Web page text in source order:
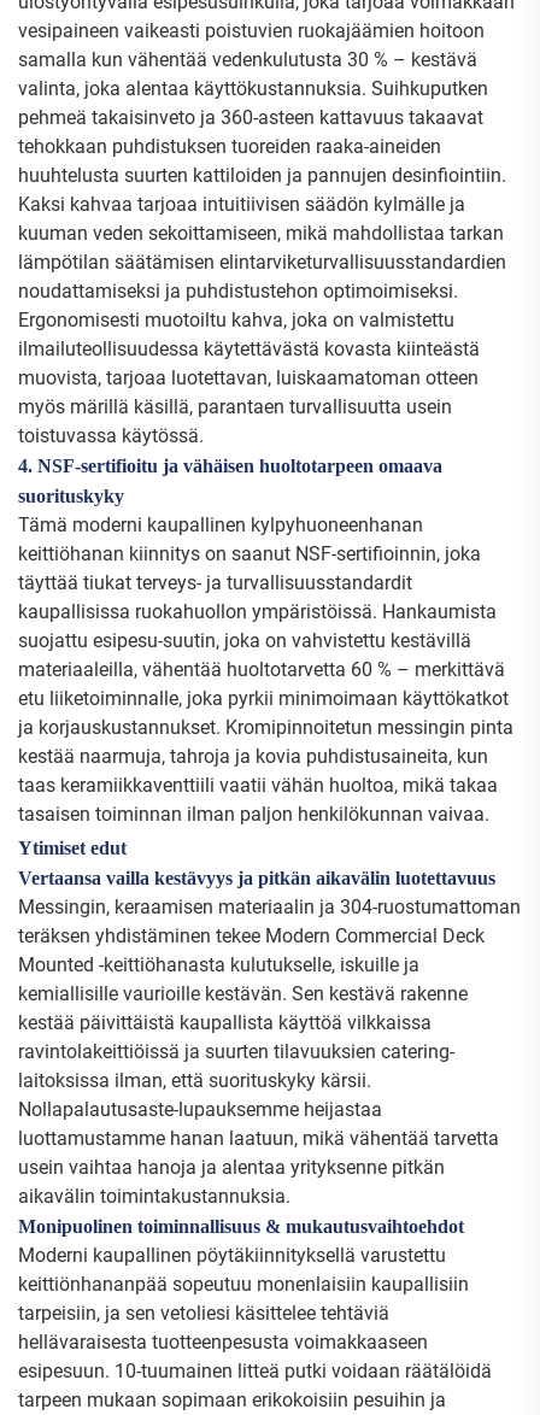
vesipaineen vaikeasti poistuvien ruokajäämien hoitoon
samalla kun vähentää vedenkulutusta 30 % – kestävä
valinta, joka alentaa käyttökustannuksia. Suihkuputken
pehmeä takaisinveto ja 360-asteen kattavuus takaavat
tehokkaan puhdistuksen tuoreiden raaka-aineiden
huuhtelusta suurten kattiloiden ja pannujen desinfiointiin.
Kaksi kahvaa tarjoaa intuitiivisen säädön kylmälle ja
kuuman veden sekoittamiseen, mikä mahdollistaa tarkan
lämpötilan säätämisen elintarviketurvallisuusstandardien
noudattamiseksi ja puhdistustehon optimoimiseksi.
Ergonomisesti muotoiltu kahva, joka on valmistettu
ilmailuteollisuudessa käytettävästä kovasta kiinteästä
muovista, tarjoaa luotettavan, luiskaamatoman otteen
myös märillä käsillä, parantaen turvallisuutta usein
toistuvassa käytössä.
4. NSF-sertifioitu ja vähäisen huoltotarpeen omaava
suorituskyky
Tämä moderni kaupallinen kylpyhuoneenhanan
keittiöhanan kiinnitys on saanut NSF-sertifioinnin, joka
täyttää tiukat terveys- ja turvallisuusstandardit
kaupallisissa ruokahuollon ympäristöissä. Hankaumista
suojattu esipesu-suutin, joka on vahvistettu kestävillä
materiaaleilla, vähentää huoltotarvetta 60 % – merkittävä
etu liiketoiminnalle, joka pyrkii minimoimaan käyttökatkot
ja korjauskustannukset. Kromipinnoitetun messingin pinta
kestää naarmuja, tahroja ja kovia puhdistusaineita, kun
taas keramiikkaventtiili vaatii vähän huoltoa, mikä takaa
tasaisen toiminnan ilman paljon henkilökunnan vaivaa.
Ytimiset edut
Vertaansa vailla kestävyys ja pitkän aikavälin luotettavuus
Messingin, keraamisen materiaalin ja 304-ruostumattoman
teräksen yhdistäminen tekee Modern Commercial Deck
Mounted -keittiöhanasta kulutukselle, iskuille ja
kemiallisille vaurioille kestävän. Sen kestävä rakenne
kestää päivittäistä kaupallista käyttöä vilkkaissa
ravintolakeittiöissä ja suurten tilavuuksien catering-
laitoksissa ilman, että suorituskyky kärsii.
Nollapalautusaste-lupauksemme heijastaa
luottamustamme hanan laatuun, mikä vähentää tarvetta
usein vaihtaa hanoja ja alentaa yrityksenne pitkän
aikavälin toimintakustannuksia.
Monipuolinen toiminnallisuus & mukautusvaihtoehdot
Moderni kaupallinen pöytäkiinnityksellä varustettu
keittiönhananpää sopeutuu monenlaisiin kaupallisiin
tarpeisiin, ja sen vetoliesi käsittelee tehtäviä
hellävaraisesta tuotteenpesusta voimakkaaseen
esipesuun. 10-tuumainen litteä putki voidaan räätälöidä
tarpeen mukaan sopimaan erikokoisiin pesuihin ja